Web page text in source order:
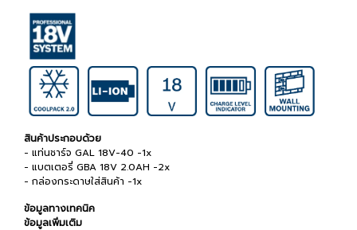
สินค้าประกอบด้วย
- แท่นชาร์จ GAL 18V-40 -1x
- แบตเตอรี่ GBA 18V 2.0AH -2x
- กล่องกระดาษใส่สินค้า -1x
ข้อมูลทางเทคนิค
ข้อมูลเพิ่มเติม